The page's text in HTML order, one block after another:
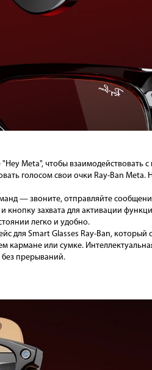
Meta", чтобы взаимодействовать
голосом свои очки Ray-Ban Meta.
— звоните, отправляйте
кнопку захвата для активации
легко и удобно.
для Smart Glasses Ray-Ban, который
или сумке.
без прерываний.